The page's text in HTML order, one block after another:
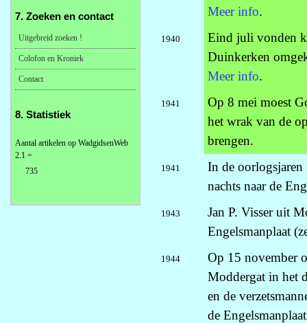
Meer info.
1940
Eind juli vonden
Duinkerken
Meer info.
1941
Op 8 mei moest
het wrak van de
brengen.
1941
In de oorlogsjaren
nachts naar de
1943
Jan P. Visser uit
Engelsmanplaat
1944
Op 15 november
Moddergat in het
en de
de
7. Zoeken en contact
Uitgebreid zoeken !
Colofon en Kroniek
Contact
8. Statistiek
Aantal artikelen op WadgidsenWeb
2.1 =
735